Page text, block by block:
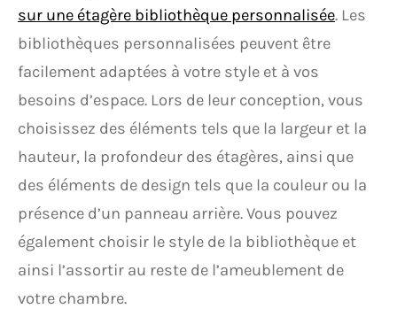
sur une étagère bibliothèque personnalisée. Les
bibliothèques personnalisées peuvent être
facilement adaptées à votre style et à vos
besoins d’espace. Lors de leur conception, vous
choisissez des éléments tels que la largeur et la
hauteur, la profondeur des étagères, ainsi que
des éléments de design tels que la couleur ou la
présence d’un panneau arrière. Vous pouvez
également choisir le style de la bibliothèque et
ainsi l’assortir au reste de l’ameublement de
votre chambre.